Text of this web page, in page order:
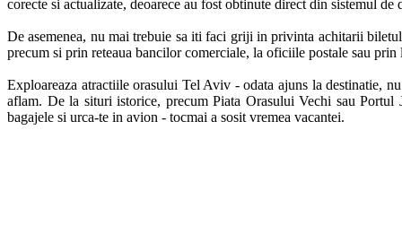
corecte si actualizate, deoarece au fost obtinute direct din sistemul
De asemenea, nu mai trebuie sa iti faci griji in privinta achitarii
precum si prin reteaua bancilor comerciale, la oficiile postale sau
Exploareaza atractiile orasului Tel Aviv - odata ajuns la destinatie,
aflam. De la situri istorice, precum Piata Orasului Vechi sau
bagajele si urca-te in avion - tocmai a sosit vremea vacantei.